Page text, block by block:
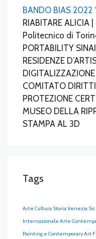
BANDO BIAS 2022
RIABITARE ALICIA
Politecnico di
PORTABILITY
RESIDENZE
COMITATO
PROTEZIONE
MUSEO DELLA
STAMPA AL 3D
Tags
Arte Cultura Storia Venezia
Internazionale Arte
Painting e Contemporary Art